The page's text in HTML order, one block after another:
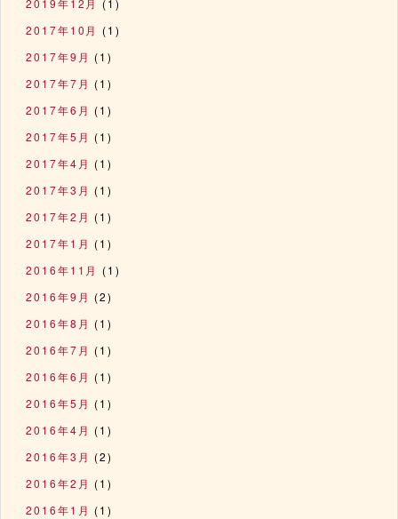
2017年10月 (1)
2017年9月 (1)
2017年7月 (1)
2017年6月 (1)
2017年5月 (1)
2017年4月 (1)
2017年3月 (1)
2017年2月 (1)
2017年1月 (1)
2016年11月 (1)
2016年9月 (2)
2016年8月 (1)
2016年7月 (1)
2016年6月 (1)
2016年5月 (1)
2016年4月 (1)
2016年3月 (2)
2016年2月 (1)
2016年1月 (1)